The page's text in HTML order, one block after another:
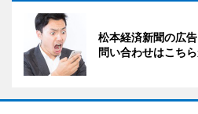
松本経済新聞の広
問い合わせはこち